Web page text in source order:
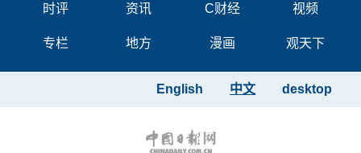
时评 资讯 C财经 视频
专栏 地方 漫画 观天下
desktop
中文
English